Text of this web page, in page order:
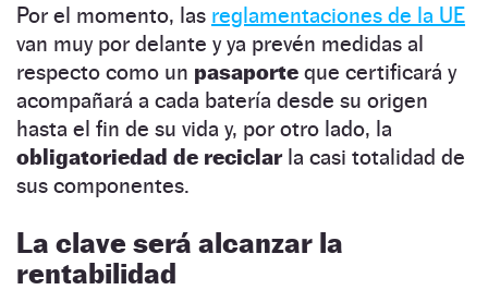
Por el momento, las reglamentaciones de la UE
van muy por delante y ya prevén medidas al
respecto como un pasaporte que certificará y
acompañará a cada batería desde su origen
hasta el fin de su vida y, por otro lado, la
obligatoriedad de reciclarla casi totalidad de
sus componentes.
La clave será alcanzar la
rentabilidad